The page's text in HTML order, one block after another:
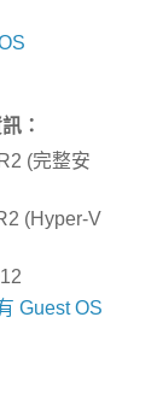
：
(完整安
(Hyper-V
Guest OS